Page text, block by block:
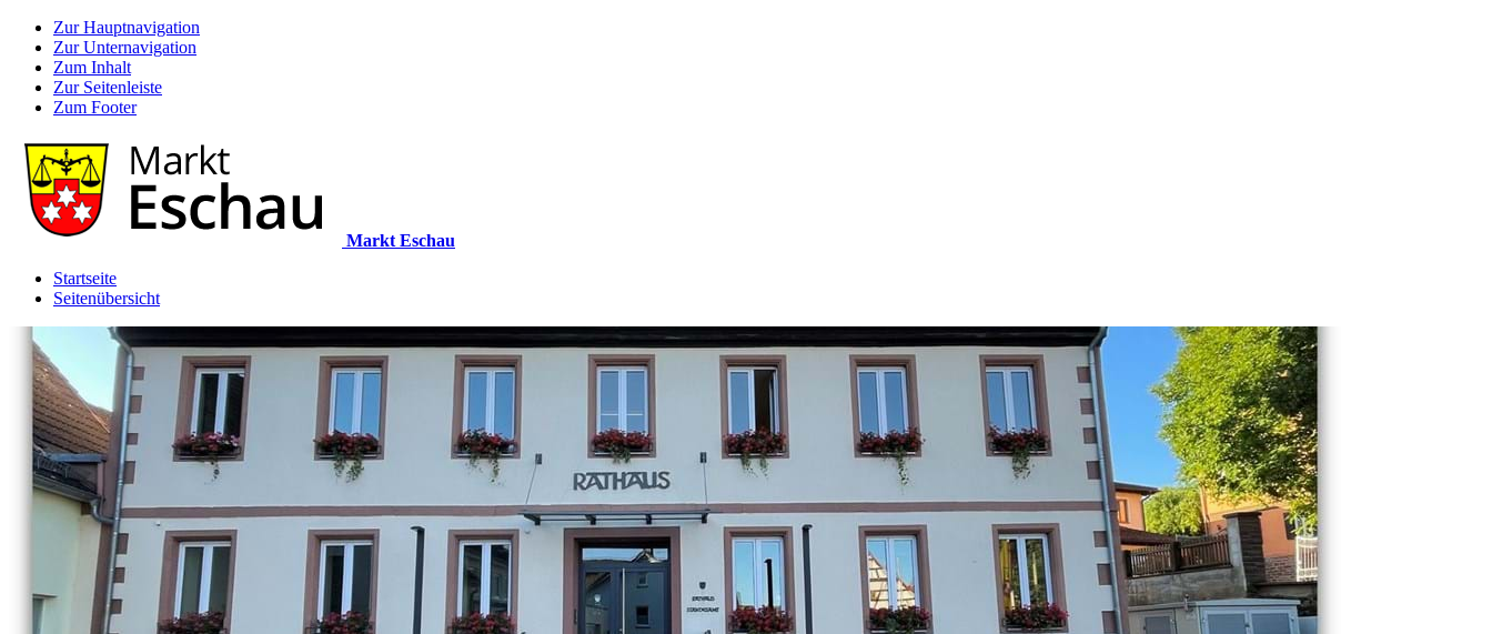
Zur Hauptnavigation
Zur Unternavigation
Zum Inhalt
Zur Seitenleiste
Zum Footer
Markt Eschau
Startseite
Seitenübersicht